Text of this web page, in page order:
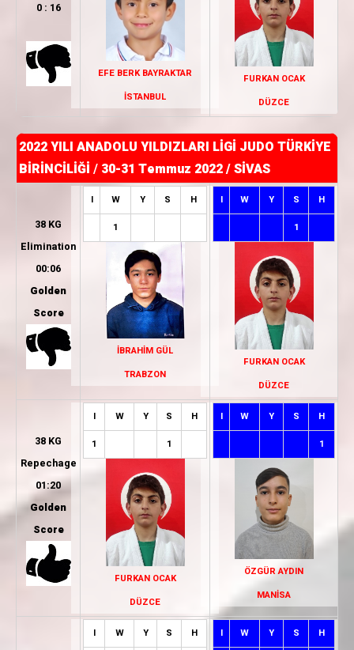
0 : 16
EFE BERK BAYRAKTAR
İSTANBUL
FURKAN OCAK
DÜZCE
2022 YILI ANADOLU YILDIZLARI LİGİ JUDO TÜRKİYE
BİRİNCİLİĞİ / 30-31 Temmuz 2022 / SİVAS
38 KG
Elimination
00:06
Golden
Score
I W Y S H
1
İBRAHİM GÜL
TRABZON
I W Y S H
1
FURKAN OCAK
DÜZCE
38 KG
Repechage
01:20
Golden
Score
I W Y S H
1 1
FURKAN OCAK
DÜZCE
I W Y S H
1
ÖZGÜR AYDIN
MANİSA
I W Y S H I W Y S H